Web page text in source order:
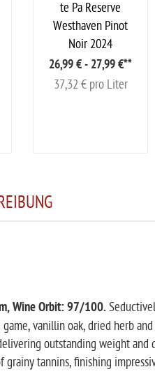
te Pa Reserve
Westhaven Pinot
Noir 2024
26,99 € - 27,99 €**
37,32 € pro Liter
Wine Orbit: 97/100.
game, vanillin oak, dried herb
outstanding weight
grainy tannins, finishing